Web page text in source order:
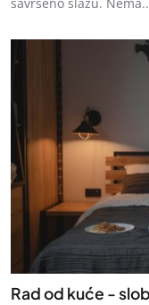
Rad od kuće -